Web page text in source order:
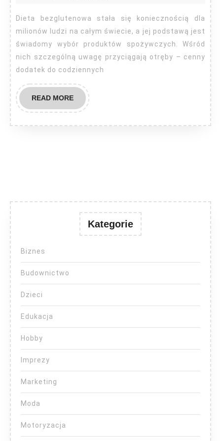
bezglutenowe?
Dieta bezglutenowa stała się koniecznością dla
milionów ludzi na całym świecie, a jej podstawą jest
świadomy wybór produktów spożywczych. Wśród
nich szczególną uwagę przyciągają otręby – cenny
dodatek do codziennych
READ MOREREAD
MORE
Kategorie
Biznes
Budownictwo
Dzieci
Edukacja
Hobby
Imprezy
Marketing
Moda
Motoryzacja